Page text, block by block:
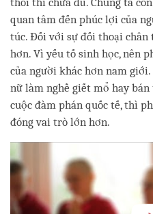
quan tâm đến phúc lợi của
túc. Đối với sự đối thoại
hơn. Vì yếu tố sinh học, nên
của người khác hơn nam
nữ làm nghề giết mổ hay
cuộc đàm phán quốc tế, thì
đóng vai trò lớn hơn.